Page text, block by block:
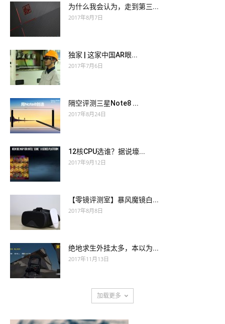
为什么我会认为，走到第三...
2017年8月7日
独家 | 这家中国AR眼...
2017年7月6日
隔空评测三星Note8 ...
2017年8月24日
12核CPU选谁？据说壕...
2017年9月12日
【零镜评测室】暴风魔镜白...
2017年8月8日
绝地求生外挂太多，本以为...
2017年11月13日
加载更多